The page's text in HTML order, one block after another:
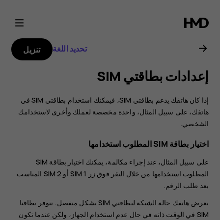
دليل
مستخدم
Nokia
C2
تحديد اللغة تنزيل
إعدادات بطاقتي SIM
‏‫إذا كان هاتفك يدعم بطاقتي SIM، فيمكنك استخدام بطاقتي SIM في
هاتفك، على سبيل المثال، واحدة مخصصة لعملك وأخرى لاستخدامك
الشخصي.
اختيار بطاقة SIM المطلوب استخدامها
على سبيل المثال، عند إجراء مكالمة، يمكنك اختيار بطاقة SIM
المطلوب استخدامها من خلال النقر فوق زر SIM 1 أو SIM 2 المناسب
بعد طلب الرقم.
يعرض هاتفك حالة الشبكة لبطاقتي SIM بشكل منفصل. تتوفر بطاقتا
SIM في الوقت ذاته في حال عدم استخدام الجهاز، ولكن عندما تكون